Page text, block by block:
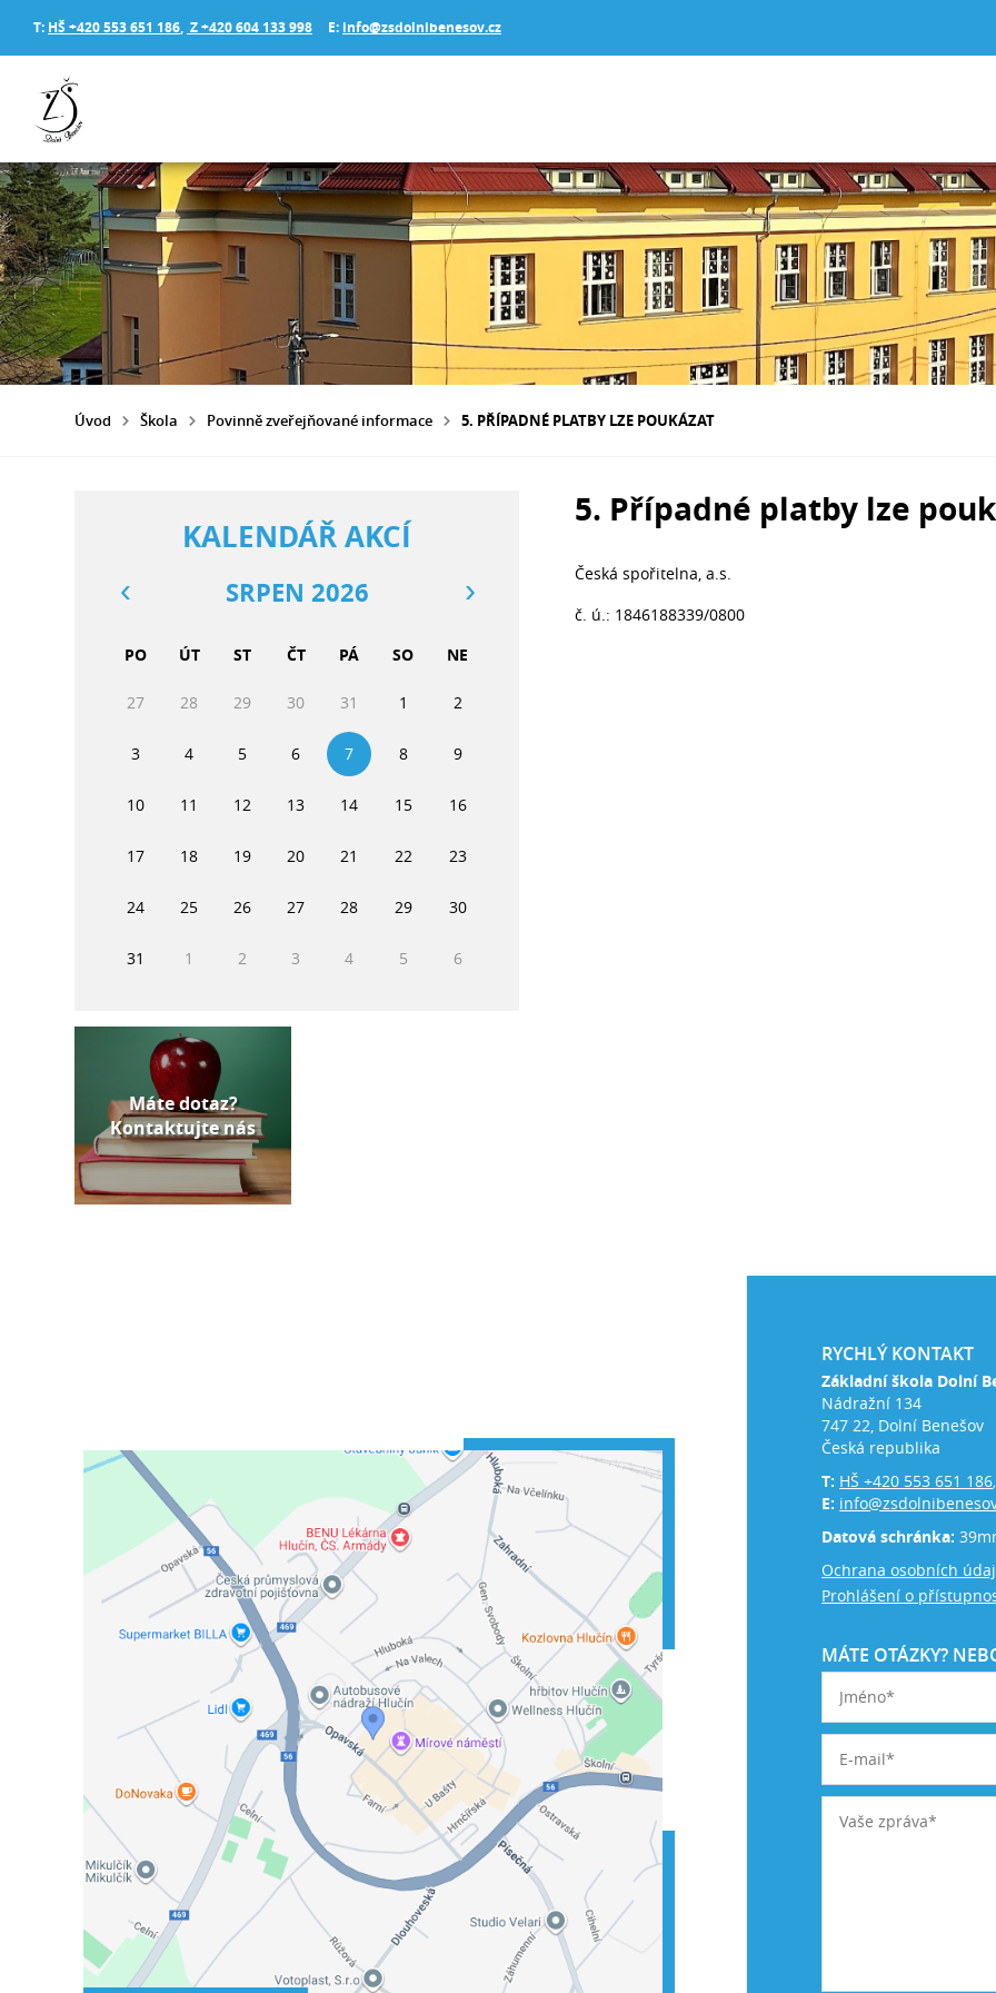
T: HŠ +420 553 651 186, Z +420 604 133 998 E: info@zsdolnibenesov.cz
Úvod Škola Povinně zveřejňované informace 5. PŘÍPADNÉ PLATBY LZE POUKÁZAT
5. Případné platby lze
Česká spořitelna, a.s.
č. ú.: 1846188339/0800
KALENDÁŘ AKCÍ
SRPEN 2026
PO ÚT ST ČT PÁ SO NE
27 28 29 30 31 1 2
3 4 5 6 7 8 9
10 11 12 13 14 15 16
17 18 19 20 21 22 23
24 25 26 27 28 29 30
31 1 2 3 4 5 6
Máte dotaz?
Kontaktujte nás
RYCHLÝ KONTAKT
Základní škola Dolní
Nádražní 134
747 22, Dolní Benešov
Česká republika
T: HŠ +420 553 651 186,
E:
Datová schránka:
Ochrana osobních
Prohlášení o
MÁTE OTÁZKY?